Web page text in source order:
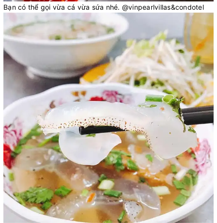
Bạn có thể gọi vừa cá vừa sứa nhé. @vinpearlvillas&condotel